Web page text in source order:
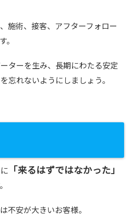
施術、接客、アフターフォロー
。
ターを生み、長期にわたる安定
忘れないようにしましょう。
「来るはずではなかった」
不安が大きいお客様。